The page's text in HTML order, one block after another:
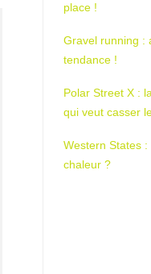
place !
Gravel running :
tendance !
Polar Street X :
qui veut casser
Western States
chaleur ?